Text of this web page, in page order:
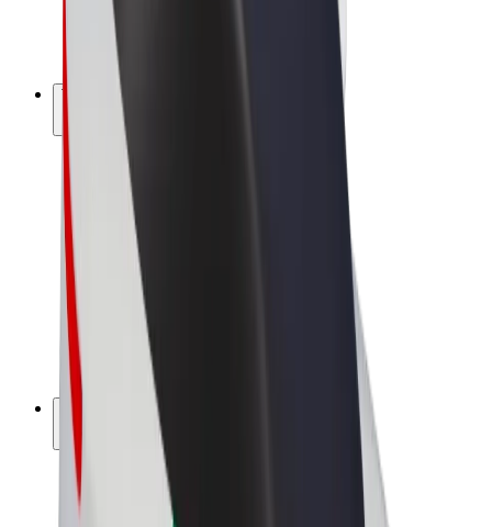
Sähköpyörät
Bolt Plus
Tienaa Boltilla
Kuljettajat
Kuljettajan ansiot
Ruokalähetit
Lähetin ansiot
Bolt Food -kauppiaat
Fleeteille
Franchiset
Yritys
Työpaikat
Lisätietoja Boltista